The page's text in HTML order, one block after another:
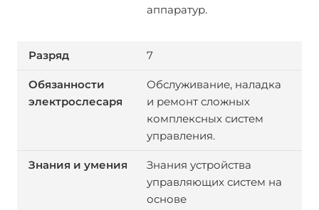
аппаратур.
7
Обслуживание, наладка
и ремонт сложных
комплексных систем
управления.
Знания устройства
управляющих систем на
основе